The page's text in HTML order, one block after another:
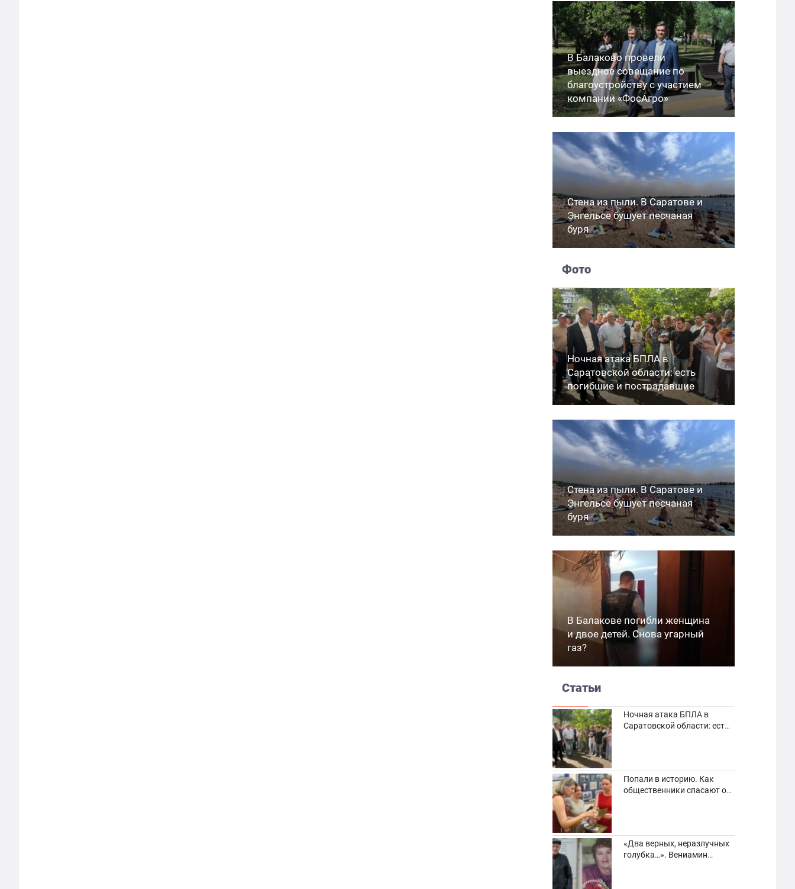
В Балаково провели
выездное совещание по
благоустройству с участием
компании «ФосАгро»
Стена из пыли. В Саратове и
Энгельсе бушует песчаная
буря
Фото
Ночная атака БПЛА в
Саратовской области: есть
погибшие и пострадавшие
Стена из пыли. В Саратове и
Энгельсе бушует песчаная
буря
В Балакове погибли женщина
и двое детей. Снова угарный
газ?
Статьи
Ночная атака БПЛА в
Саратовской области: есть
Попали в историю. Как
общественники спасают от
«Два верных, неразлучных
голубка…». Вениамин